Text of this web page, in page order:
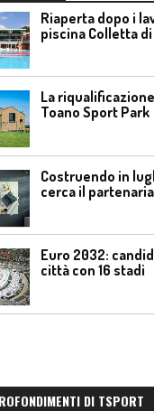
Riaperta dopo i
piscina Colletta
La
Toano Sport Park
Costruendo in
cerca il
Euro 2032:
città con 16 stadi
DI TSPORT